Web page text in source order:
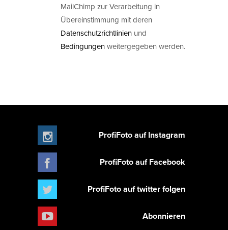
MailChimp zur Verarbeitung in
Übereinstimmung mit deren
Datenschutzrichtlinien und
Bedingungenweitergegeben werden.
ProfiFoto auf Instagram
ProfiFoto auf Facebook
ProfiFoto auf twitter folgen
Abonnieren